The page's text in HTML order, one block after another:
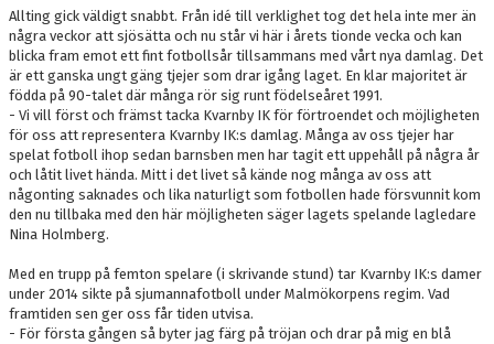
Allting gick väldigt snabbt. Från idé till verklighet tog det hela inte mer än
några veckor att sjösätta och nu står vi här i årets tionde vecka och kan
blicka fram emot ett fint fotbollsår tillsammans med vårt nya damlag. Det
är ett ganska ungt gäng tjejer som drar igång laget. En klar majoritet är
födda på 90-talet där många rör sig runt födelseåret 1991.
- Vi vill först och främst tacka Kvarnby IK för förtroendet och möjligheten
för oss att representera Kvarnby IK:s damlag. Många av oss tjejer har
spelat fotboll ihop sedan barnsben men har tagit ett uppehåll på några år
och låtit livet hända. Mitt i det livet så kände nog många av oss att
någonting saknades och lika naturligt som fotbollen hade försvunnit kom
den nu tillbaka med den här möjligheten säger lagets spelande lagledare
Nina Holmberg.
Med en trupp på femton spelare (i skrivande stund) tar Kvarnby IK:s damer
under 2014 sikte på sjumannafotboll under Malmökorpens regim. Vad
framtiden sen ger oss får tiden utvisa.
- För första gången så byter jag färg på tröjan och drar på mig en blå